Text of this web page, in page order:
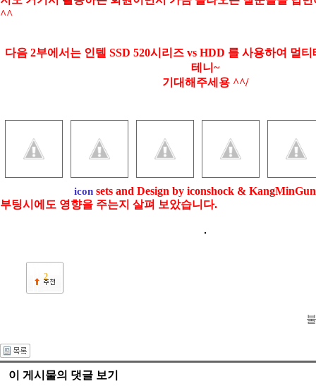
^^
다음 2부에서는 인텔 SSD 520시리즈 vs HDD 를 사용하여 멀
테니~
기대해주세용 ^^/
iconsets and Design by iconshock &
부팅시에도 영향을 주는지 살펴 보았습니다.
2
이 게시물의 댓글 보기